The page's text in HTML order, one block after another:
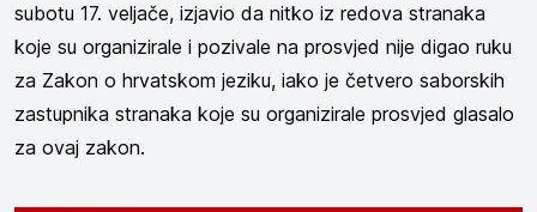
subotu 17. veljače, izjavio da nitko iz redova stranaka
koje su organizirale i pozivale na prosvjed nije digao ruku
za Zakon o hrvatskom jeziku, iako je četvero saborskih
zastupnika stranaka koje su organizirale prosvjed glasalo
za ovaj zakon.